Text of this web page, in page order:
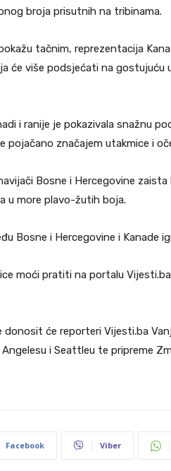
broja prisutnih na tribinama.
tačnim, reprezentacija
će više podsjećati na gostujuću
i ranije je pokazivala snažnu
pojačano značajem utakmice i
Bosne i Hercegovine
u more plavo-žutih boja.
Bosne i Hercegovine i Kanade
moći pratiti na portalu
će reporteri Vijesti.ba
i Seattleu te pripreme
Facebook Viber